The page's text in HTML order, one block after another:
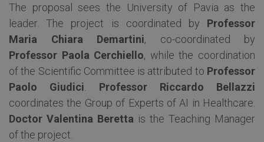
The proposal sees the University of Pavia as the
leader. The project is coordinated by Professor
Maria Chiara Demartini, co-coordinated by
Professor Paola Cerchiello, while the coordination
of the Scientific Committee is attributed to Professor
Paolo Giudici. Professor Riccardo Bellazzi
coordinates the Group of Experts of AI in Healthcare.
Doctor Valentina Beretta is the Teaching Manager
of the project.